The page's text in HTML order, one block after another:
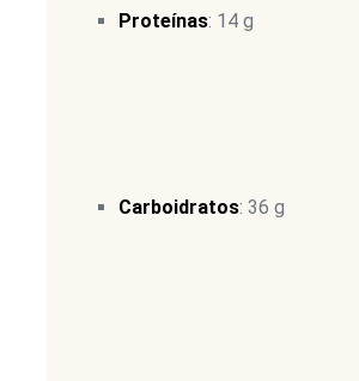
Proteínas: 14 g
Carboidratos: 36 g